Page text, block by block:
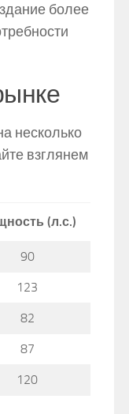
более
несколько
взглянем
(л.с.)
90
123
82
87
120